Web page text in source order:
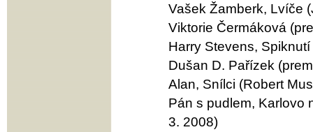
Vašek Žamberk, Lvíče
Viktorie Čermáková
Harry Stevens,
Dušan D. Pařízek
Alan, Snílci (Robert
Pán s pudlem, Karlovo
3. 2008)